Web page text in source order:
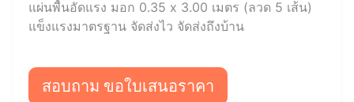
แผ่นพื้นอัดแรง มอก 0.35 x 3.00 เมตร (ลวด 5 เส้น)
แข็งแรงมาตรฐาน จัดส่งไว จัดส่งถึงบ้าน
สอบถาม ขอใบเสนอราคา